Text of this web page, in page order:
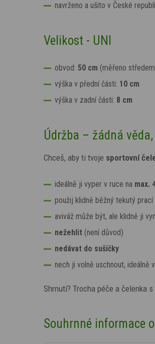
navrženo a ušito v České
Velikost - UNI
obvod: 50 cm (měřeno
výška v přední části: 10 cm
výška v zadní části: 8 cm
Údržba – žádná
Chceš, aby ti tvoje sportovní
ideálně ji vyper v ruce na max.
použij klidně běžný tekutý
aviváž může být, ale klidně ji
nežehlit (není důvod)
nedávat do sušičky
nech ji volně uschnout, ideálně
Shrnutí? Trocha péče a čelenka
Souhrnné informace